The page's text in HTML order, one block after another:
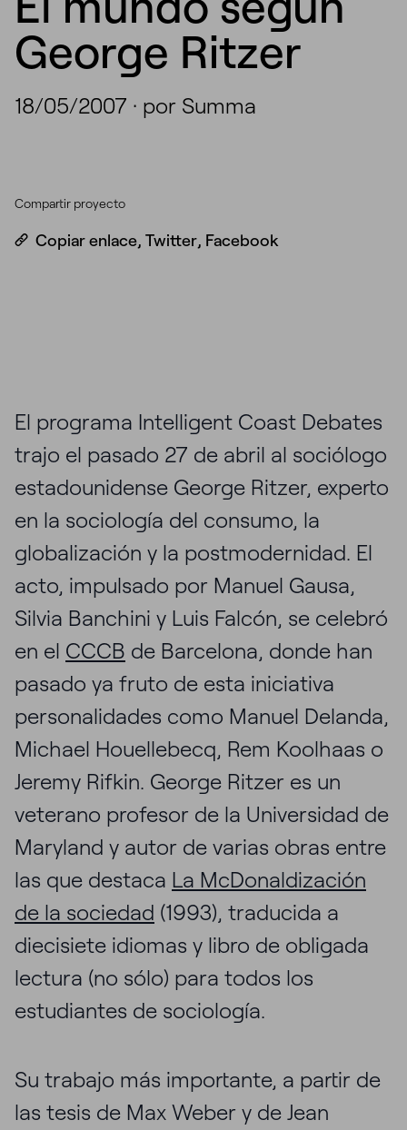
George Ritzer
18/05/2007 · por Summa
Compartir proyecto
Copiar enlace, Twitter, Facebook
El programa Intelligent Coast Debates
trajo el pasado 27 de abril al sociólogo
estadounidense George Ritzer, experto
en la sociología del consumo, la
globalización y la postmodernidad. El
acto, impulsado por Manuel Gausa,
Silvia Banchini y Luis Falcón, se celebró
en el CCCB de Barcelona, donde han
pasado ya fruto de esta iniciativa
personalidades como Manuel Delanda,
Michael Houellebecq, Rem Koolhaas o
Jeremy Rifkin. George Ritzer es un
veterano profesor de la Universidad de
Maryland y autor de varias obras entre
las que destaca La McDonaldización
de la sociedad (1993), traducida a
diecisiete idiomas y libro de obligada
lectura (no sólo) para todos los
estudiantes de sociología.
Su trabajo más importante, a partir de
las tesis de Max Weber y de Jean